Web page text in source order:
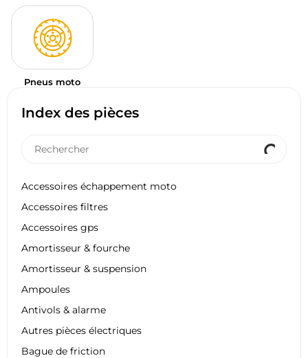
Index des pièces
Accessoires échappement moto
Accessoires filtres
Accessoires gps
Amortisseur & fourche
Amortisseur & suspension
Ampoules
Antivols & alarme
Autres pièces électriques
Bague de friction
Pneus moto